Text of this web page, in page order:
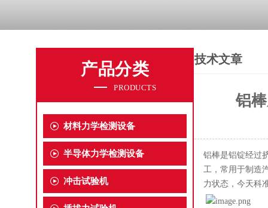
产品分类
PRODUCTS
材料力学检测设备
半导体力学检测设备
冲击试验机
技术文章
铝
铝棒是铝锭经过
工， 常用于制造
力状态， 今天科